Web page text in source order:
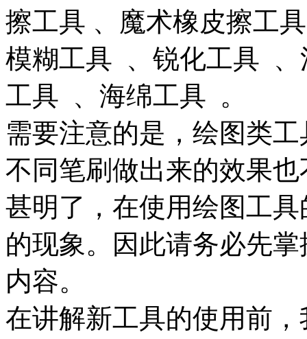
擦工具 、魔术橡皮擦工
模糊工具 、锐化工具
工具 、海绵工具 。
需要注意的是，绘图类
不同笔刷做出来的效果
甚明了，在使用绘图工
的现象。因此请务必先
内容。
在讲解新工具的使用前